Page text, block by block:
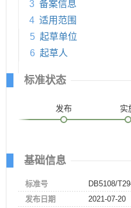
3 备案信息
4 适用范围
5 起草单位
6 起草人
标准状态
发布 实
基础信息
标准号
DB5108/
发布日期
2021-07-20